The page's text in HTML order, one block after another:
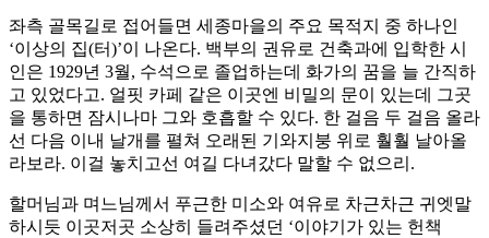
좌측 골목길로 접어들면 세종마을의 주요 목적지 중 하나인
‘이상의 집(터)’이 나온다. 백부의 권유로 건축과에 입학한 시
인은 1929년 3월, 수석으로 졸업하는데 화가의 꿈을 늘 간직하
고 있었다고. 얼핏 카페 같은 이곳엔 비밀의 문이 있는데 그곳
을 통하면 잠시나마 그와 호흡할 수 있다. 한 걸음 두 걸음 올라
선 다음 이내 날개를 펼쳐 오래된 기와지붕 위로 훨훨 날아올
라보라. 이걸 놓치고선 여길 다녀갔다 말할 수 없으리.
할머님과 며느님께서 푸근한 미소와 여유로 차근차근 귀엣말
하시듯 이곳저곳 소상히 들려주셨던 ‘이야기가 있는 헌책